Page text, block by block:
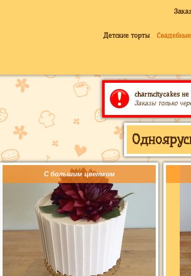
Детские торты
charmcitycakes не
Заказы только
С большим цветком